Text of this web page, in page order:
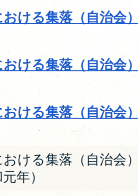
ける集落（自治会
ける集落（自治会
ける集落（自治会
ける集落（自治会
年）